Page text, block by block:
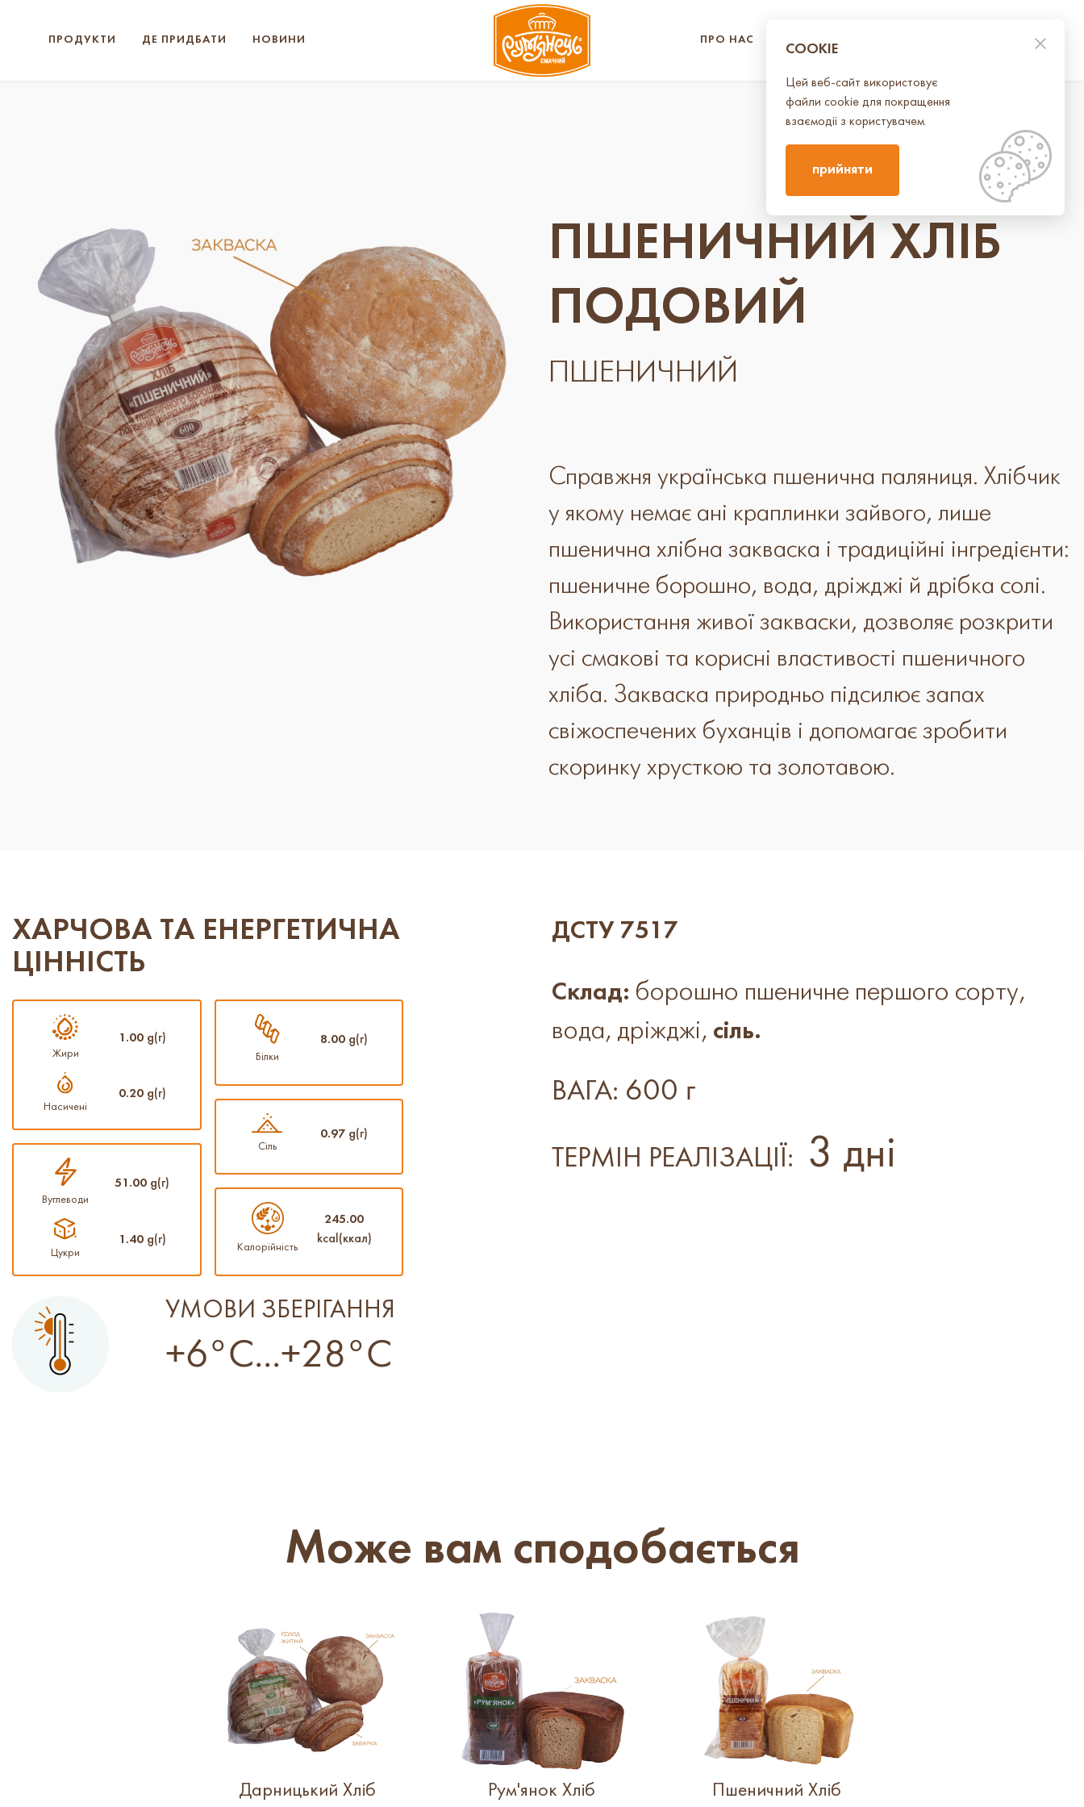
ПРОДУКТИ ДЕ ПРИДБАТИ НОВИНИ ПРО НАС EN
ПШЕНИЧНИЙ ХЛІБ
ПОДОВИЙ
ПШЕНИЧНИЙ
Справжня українська пшенична паляниця. Хлібчик
у якому немає ані краплинки зайвого, лише
пшенична хлібна закваска і традиційні інгредієнти:
пшеничне борошно, вода, дріжджі й дрібка солі.
Використання живої закваски, дозволяє розкрити
усі смакові та корисні властивості пшеничного
хліба. Закваска природньо підсилює запах
свіжоспечених буханців і допомагає зробити
скоринку хрусткою та золотавою.
ХАРЧОВА ТА ЕНЕРГЕТИЧНА
ЦІННІСТЬ
Жири
1.00 g(г)
Насичені
0.20 g(г)
Білки
8.00 g(г)
Вуглеводи
51.00 g(г)
Цукри
1.40 g(г)
Сіль
0.97 g(г)
Калорійність
245.00
kcal(ккал)
УМОВИ ЗБЕРІГАННЯ
+6°C...+28°C
ДСТУ 7517
Склад: борошно пшеничне першого сорту,
вода, дріжджі, сіль.
ВАГА: 600 г
ТЕРМІН РЕАЛІЗАЦІЇ: 3 дні
Може вам сподобається
Дарницький Хліб Рум'янок Хліб Пшеничний Хліб
COOKIE
Цей веб-сайт використовує
файли cookie для покращення
взаємодії з користувачем.
прийняти